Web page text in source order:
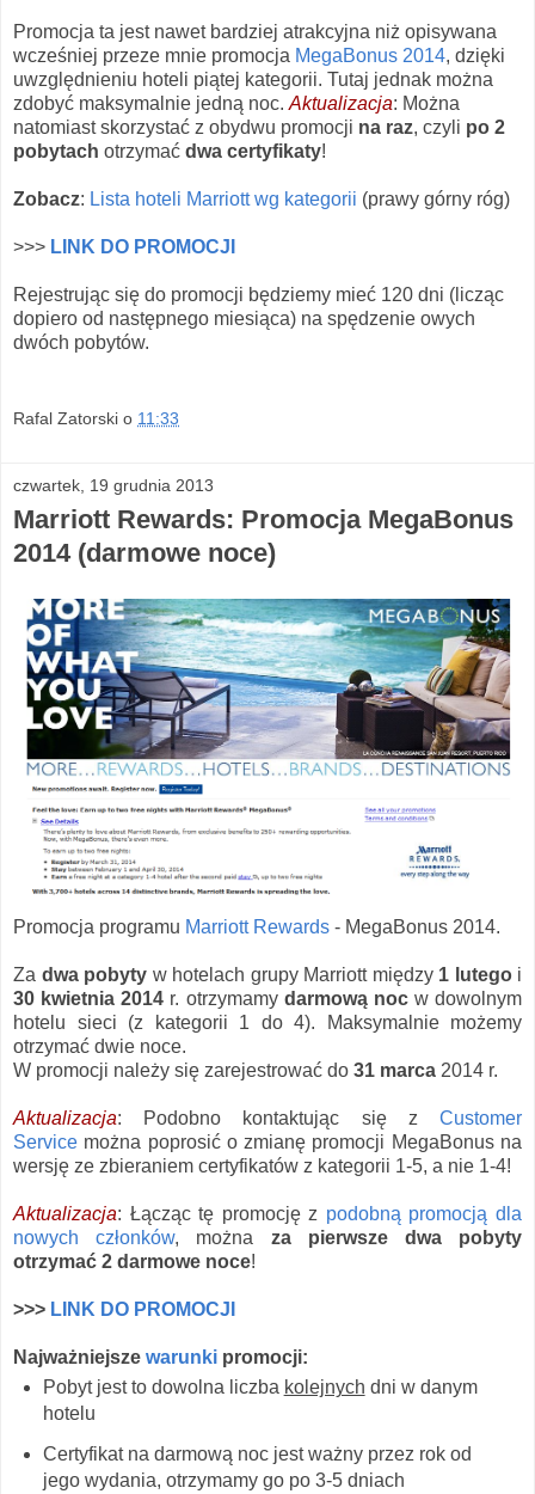
Promocja ta jest nawet bardziej atrakcyjna niż opisywana
wcześniej przeze mnie promocja MegaBonus 2014, dzięki
uwzględnieniu hoteli piątej kategorii. Tutaj jednak można
zdobyć maksymalnie jedną noc. Aktualizacja: Można
natomiast skorzystać z obydwu promocji na raz, czyli po 2
pobytach otrzymać dwa certyfikaty!
Zobacz: Lista hoteli Marriott wg kategorii (prawy górny róg)
>>> LINK DO PROMOCJI
Rejestrując się do promocji będziemy mieć 120 dni (licząc
dopiero od następnego miesiąca) na spędzenie owych
dwóch pobytów.
Rafal Zatorski o 11:33
czwartek, 19 grudnia 2013
Marriott Rewards: Promocja MegaBonus
2014 (darmowe noce)
Promocja programu Marriott Rewards - MegaBonus 2014.
Za dwa pobyty w hotelach grupy Marriott między 1 lutegoi
30 kwietnia 2014 r. otrzymamy darmową nocw dowolnym
hotelu sieci (z kategorii 1 do 4). Maksymalnie możemy
otrzymać dwie noce.
W promocji należy się zarejestrować do 31 marca 2014 r.
Aktualizacja: Podobno kontaktując się z Customer
Service można poprosić o zmianę promocji MegaBonus na
wersję ze zbieraniem certyfikatów z kategorii 1-5, a nie 1-4!
Aktualizacja: Łącząc tę promocję z podobną promocją dla
nowych członków, można za pierwsze dwa pobyty
otrzymać 2 darmowe noce!
>>> LINK DO PROMOCJI
Najważniejsze warunki promocji:
Pobyt jest to dowolna liczba kolejnych dni w danym
hotelu
Certyfikat na darmową noc jest ważny przez rok od
jego wydania, otrzymamy go po 3-5 dniach